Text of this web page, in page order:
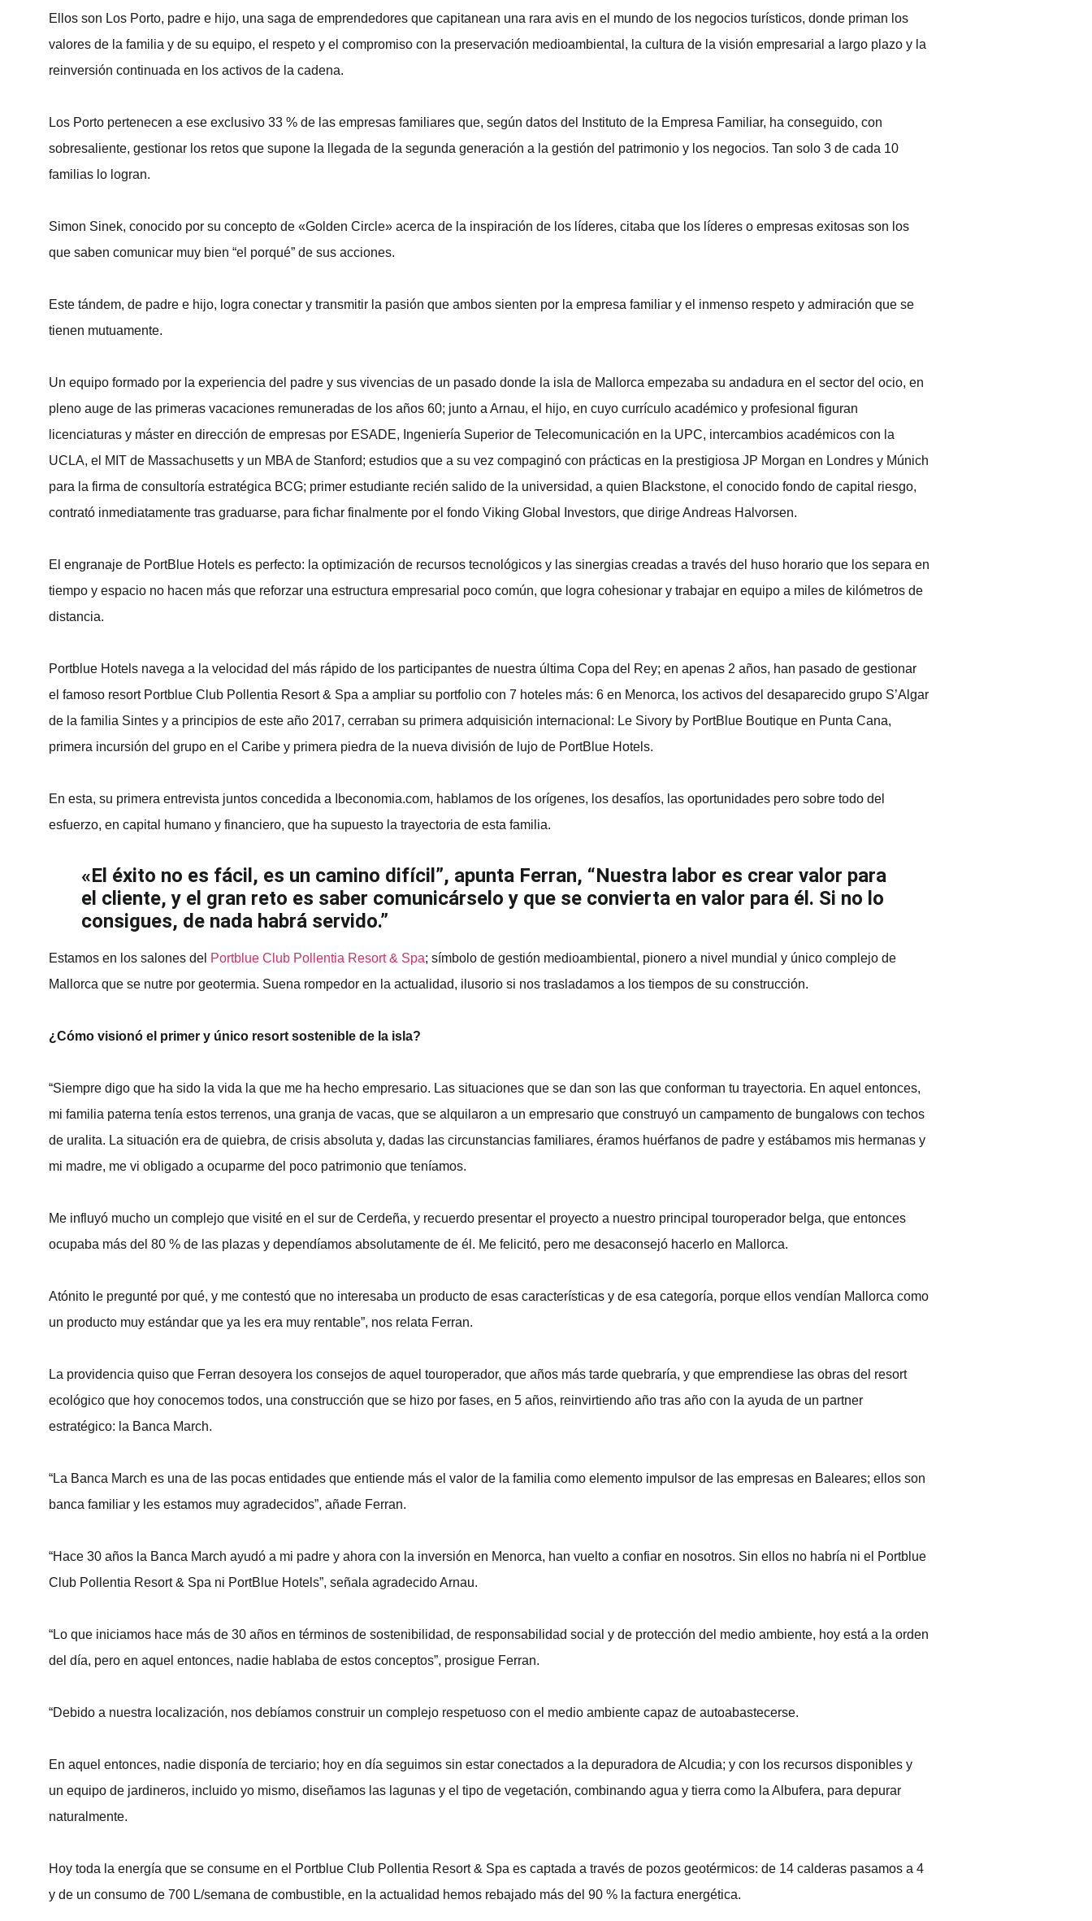
Ellos son Los Porto, padre e hijo, una saga de emprendedores que capitanean una rara avis en el mundo de los negocios turísticos, donde priman los
valores de la familia y de su equipo, el respeto y el compromiso con la preservación medioambiental, la cultura de la visión empresarial a largo plazo y la
reinversión continuada en los activos de la cadena.
Los Porto pertenecen a ese exclusivo 33 % de las empresas familiares que, según datos del Instituto de la Empresa Familiar, ha conseguido, con
sobresaliente, gestionar los retos que supone la llegada de la segunda generación a la gestión del patrimonio y los negocios. Tan solo 3 de cada 10
familias lo logran.
Simon Sinek, conocido por su concepto de «Golden Circle» acerca de la inspiración de los líderes, citaba que los líderes o empresas exitosas son los
que saben comunicar muy bien “el porqué” de sus acciones.
Este tándem, de padre e hijo, logra conectar y transmitir la pasión que ambos sienten por la empresa familiar y el inmenso respeto y admiración que se
tienen mutuamente.
Un equipo formado por la experiencia del padre y sus vivencias de un pasado donde la isla de Mallorca empezaba su andadura en el sector del ocio, en
pleno auge de las primeras vacaciones remuneradas de los años 60; junto a Arnau, el hijo, en cuyo currículo académico y profesional figuran
licenciaturas y máster en dirección de empresas por ESADE, Ingeniería Superior de Telecomunicación en la UPC, intercambios académicos con la
UCLA, el MIT de Massachusetts y un MBA de Stanford; estudios que a su vez compaginó con prácticas en la prestigiosa JP Morgan en Londres y Múnich
para la firma de consultoría estratégica BCG; primer estudiante recién salido de la universidad, a quien Blackstone, el conocido fondo de capital riesgo,
contrató inmediatamente tras graduarse, para fichar finalmente por el fondo Viking Global Investors, que dirige Andreas Halvorsen.
El engranaje de PortBlue Hotels es perfecto: la optimización de recursos tecnológicos y las sinergias creadas a través del huso horario que los separa en
tiempo y espacio no hacen más que reforzar una estructura empresarial poco común, que logra cohesionar y trabajar en equipo a miles de kilómetros de
distancia.
Portblue Hotels navega a la velocidad del más rápido de los participantes de nuestra última Copa del Rey; en apenas 2 años, han pasado de gestionar
el famoso resort Portblue Club Pollentia Resort & Spa a ampliar su portfolio con 7 hoteles más: 6 en Menorca, los activos del desaparecido grupo S’Algar
de la familia Sintes y a principios de este año 2017, cerraban su primera adquisición internacional: Le Sivory by PortBlue Boutique en Punta Cana,
primera incursión del grupo en el Caribe y primera piedra de la nueva división de lujo de PortBlue Hotels.
En esta, su primera entrevista juntos concedida a Ibeconomia.com, hablamos de los orígenes, los desafíos, las oportunidades pero sobre todo del
esfuerzo, en capital humano y financiero, que ha supuesto la trayectoria de esta familia.
«El éxito no es fácil, es un camino difícil”, apunta Ferran, “Nuestra labor es crear valor para
el cliente, y el gran reto es saber comunicárselo y que se convierta en valor para él. Si no lo
consigues, de nada habrá servido.”
Estamos en los salones del Portblue Club Pollentia Resort & Spa; símbolo de gestión medioambiental, pionero a nivel mundial y único complejo de
Mallorca que se nutre por geotermia. Suena rompedor en la actualidad, ilusorio si nos trasladamos a los tiempos de su construcción.
¿Cómo visionó el primer y único resort sostenible de la isla?
“Siempre digo que ha sido la vida la que me ha hecho empresario. Las situaciones que se dan son las que conforman tu trayectoria. En aquel entonces,
mi familia paterna tenía estos terrenos, una granja de vacas, que se alquilaron a un empresario que construyó un campamento de bungalows con techos
de uralita. La situación era de quiebra, de crisis absoluta y, dadas las circunstancias familiares, éramos huérfanos de padre y estábamos mis hermanas y
mi madre, me vi obligado a ocuparme del poco patrimonio que teníamos.
Me influyó mucho un complejo que visité en el sur de Cerdeña, y recuerdo presentar el proyecto a nuestro principal touroperador belga, que entonces
ocupaba más del 80 % de las plazas y dependíamos absolutamente de él. Me felicitó, pero me desaconsejó hacerlo en Mallorca.
Atónito le pregunté por qué, y me contestó que no interesaba un producto de esas características y de esa categoría, porque ellos vendían Mallorca como
un producto muy estándar que ya les era muy rentable”, nos relata Ferran.
La providencia quiso que Ferran desoyera los consejos de aquel touroperador, que años más tarde quebraría, y que emprendiese las obras del resort
ecológico que hoy conocemos todos, una construcción que se hizo por fases, en 5 años, reinvirtiendo año tras año con la ayuda de un partner
estratégico: la Banca March.
“La Banca March es una de las pocas entidades que entiende más el valor de la familia como elemento impulsor de las empresas en Baleares; ellos son
banca familiar y les estamos muy agradecidos”, añade Ferran.
“Hace 30 años la Banca March ayudó a mi padre y ahora con la inversión en Menorca, han vuelto a confiar en nosotros. Sin ellos no habría ni el Portblue
Club Pollentia Resort & Spa ni PortBlue Hotels”, señala agradecido Arnau.
“Lo que iniciamos hace más de 30 años en términos de sostenibilidad, de responsabilidad social y de protección del medio ambiente, hoy está a la orden
del día, pero en aquel entonces, nadie hablaba de estos conceptos”, prosigue Ferran.
“Debido a nuestra localización, nos debíamos construir un complejo respetuoso con el medio ambiente capaz de autoabastecerse.
En aquel entonces, nadie disponía de terciario; hoy en día seguimos sin estar conectados a la depuradora de Alcudia; y con los recursos disponibles y
un equipo de jardineros, incluido yo mismo, diseñamos las lagunas y el tipo de vegetación, combinando agua y tierra como la Albufera, para depurar
naturalmente.
Hoy toda la energía que se consume en el Portblue Club Pollentia Resort & Spa es captada a través de pozos geotérmicos: de 14 calderas pasamos a 4
y de un consumo de 700 L/semana de combustible, en la actualidad hemos rebajado más del 90 % la factura energética.